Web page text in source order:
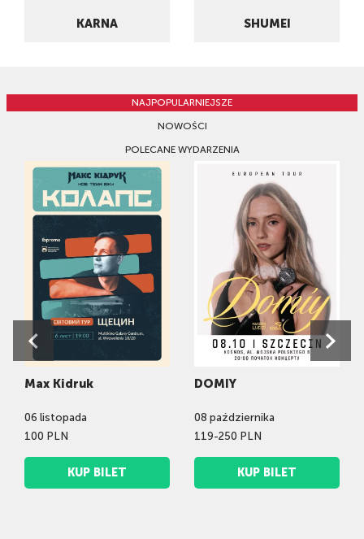
KARNA SHUMEI
NAJPOPULARNIEJSZE
NOWOŚCI
POLECANE WYDARZENIA
Max Kidruk
06 listopada
100 PLN
KUP BILET
DOMIY
08 października
119-250 PLN
KUP BILET